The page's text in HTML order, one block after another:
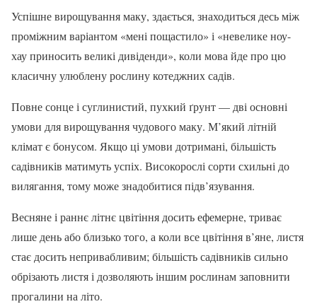
Успішне вирощування маку, здається, знаходиться десь між
проміжним варіантом «мені пощастило» і «невелике ноу-
хау приносить великі дивіденди», коли мова йде про цю
класичну улюблену рослину котеджних садів.
Повне сонце і суглинистий, пухкий ґрунт — дві основні
умови для вирощування чудового маку. М’який літній
клімат є бонусом. Якщо ці умови дотримані, більшість
садівників матимуть успіх. Високорослі сорти схильні до
вилягання, тому може знадобитися підв’язування.
Весняне і раннє літнє цвітіння досить ефемерне, триває
лише день або близько того, а коли все цвітіння в’яне, листя
стає досить непривабливим; більшість садівників сильно
обрізають листя і дозволяють іншим рослинам заповнити
прогалини на літо.